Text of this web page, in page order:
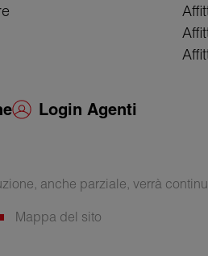
Login Agenti
anche parziale, verrà
Mappa del sito